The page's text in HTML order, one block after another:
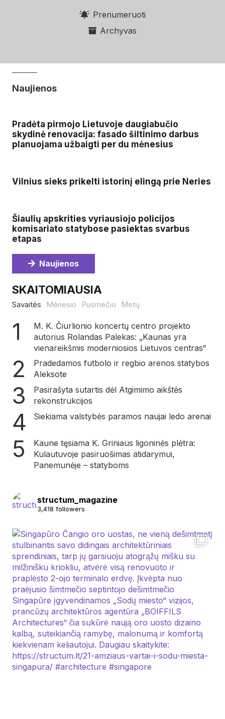
Prenumeruoti
Archyvas
Naujienos
Pradėta pirmojo Lietuvoje daugiabučio
skydinė renovacija: fasado šiltinimo darbus
planuojama užbaigti per du mėnesius
Vilnius sieks prikelti istorinį elingą prie Neries
Šiaulių apskrities vyriausiojo policijos
komisariato statybose pasiektas svarbus
etapas
Naujienos
SKAITOMIAUSIA
Savaitės Mėnesio Pusmečio Metų
M. K. Čiurlionio koncertų centro projekto
autorius Rolandas Palekas: „Kaunas yra
vienareikšmis moderniosios Lietuvos centras“
Pradedamos futbolo ir regbio arenos statybos
Aleksote
Pasirašyta sutartis dėl Atgimimo aikštės
rekonstrukcijos
Siekiama valstybės paramos naujai ledo arenai
Kaune tęsiama K. Griniaus ligoninės plėtra:
Kulautuvoje pasiruošimas atidarymui,
Panemunėje – statyboms
structum_magazine
3,418 followers